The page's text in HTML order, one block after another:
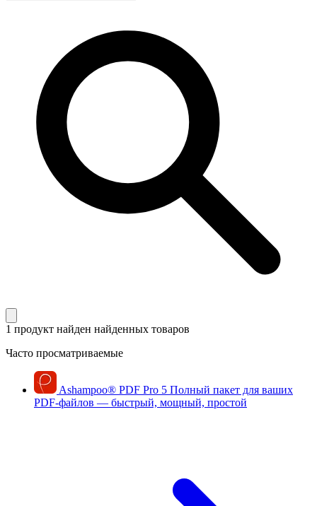
1 продукт найден найденных товаров
Часто просматриваемые
Ashampoo® PDF Pro 5 Полный пакет для ваших
PDF-файлов — быстрый, мощный, простой